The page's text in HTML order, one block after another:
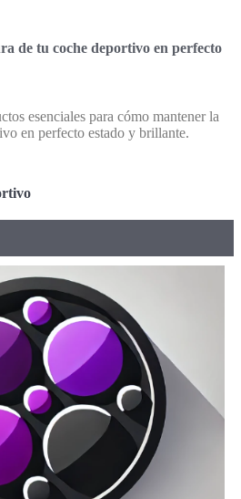
de tu coche deportivo en perfecto
esenciales para cómo mantener la
en perfecto estado y brillante.